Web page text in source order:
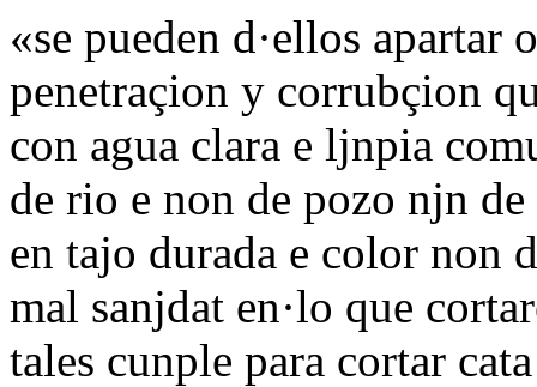
«se pueden d·ellos
penetraçion y corrubçion
con agua clara e ljnpia
de rio e non de pozo njn
en tajo durada e color non
mal sanjdat en·lo que
tales cunple para cortar